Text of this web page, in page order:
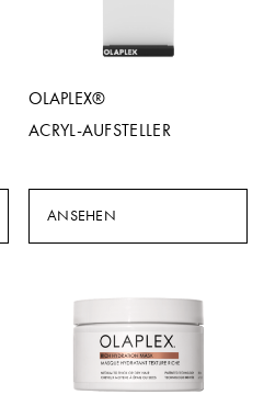
OLAPLEX®
ACRYL-AUFSTELLER
ANSEHEN